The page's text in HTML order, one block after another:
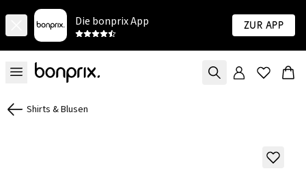
Die bonprix App Zur App
Shirts & Blusen